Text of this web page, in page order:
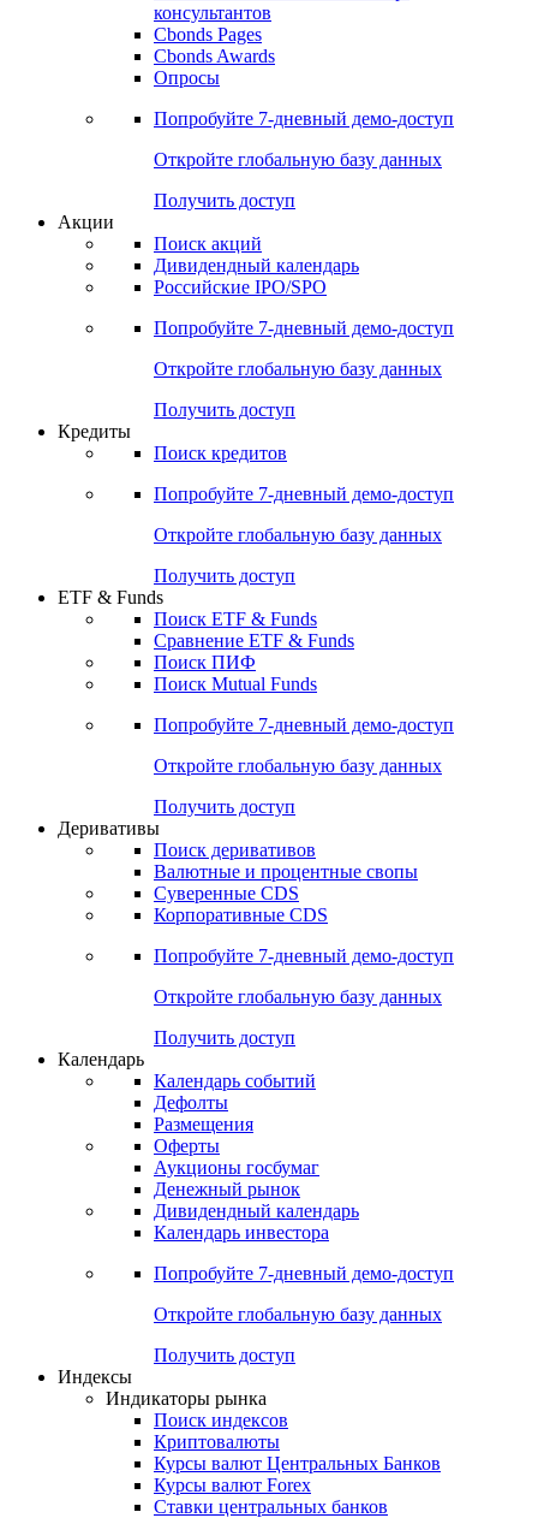
консультантов
Cbonds Pages
Cbonds Awards
Опросы
Попробуйте 7-дневный демо-доступ
Откройте глобальную базу данных
Получить доступ
Акции
Поиск акций
Дивидендный календарь
Российские IPO/SPO
Попробуйте 7-дневный демо-доступ
Откройте глобальную базу данных
Получить доступ
Кредиты
Поиск кредитов
Попробуйте 7-дневный демо-доступ
Откройте глобальную базу данных
Получить доступ
ETF & Funds
Поиск ETF & Funds
Сравнение ETF & Funds
Поиск ПИФ
Поиск Mutual Funds
Попробуйте 7-дневный демо-доступ
Откройте глобальную базу данных
Получить доступ
Деривативы
Поиск деривативов
Валютные и процентные свопы
Суверенные CDS
Корпоративные CDS
Попробуйте 7-дневный демо-доступ
Откройте глобальную базу данных
Получить доступ
Календарь
Календарь событий
Дефолты
Размещения
Оферты
Аукционы госбумаг
Денежный рынок
Дивидендный календарь
Календарь инвестора
Попробуйте 7-дневный демо-доступ
Откройте глобальную базу данных
Получить доступ
Индексы
Индикаторы рынка
Поиск индексов
Криптовалюты
Курсы валют Центральных Банков
Курсы валют Forex
Ставки центральных банков